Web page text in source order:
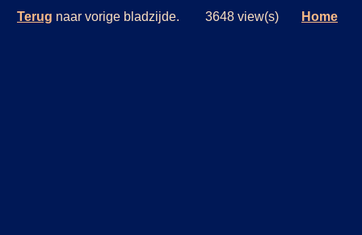
Terug naar vorige bladzijde. 3648 view(s) Home